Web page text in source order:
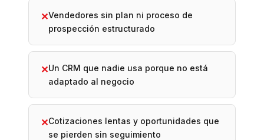
✕Vendedores sin plan ni proceso de
prospección estructurado
✕Un CRM que nadie usa porque no está
adaptado al negocio
✕Cotizaciones lentas y oportunidades que
se pierden sin seguimiento